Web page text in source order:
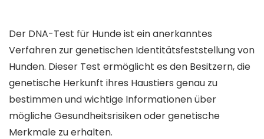
Der DNA-Test für Hunde ist ein anerkanntes
Verfahren zur genetischen Identitätsfeststellung von
Hunden. Dieser Test ermöglicht es den Besitzern, die
genetische Herkunft ihres Haustiers genau zu
bestimmen und wichtige Informationen über
mögliche Gesundheitsrisiken oder genetische
Merkmale zu erhalten.